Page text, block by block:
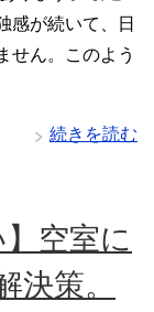
感が続いて、日
せん。このよう
続きを読む
空室に
決策。